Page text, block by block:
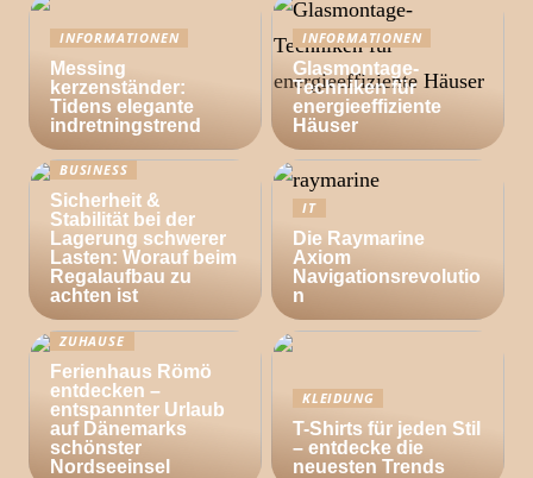
INFORMATIONEN
Messing
kerzenständer:
Tidens elegante
indretningstrend
INFORMATIONEN
Glasmontage-
Techniken für
energieeffiziente
Häuser
BUSINESS
Sicherheit &
Stabilität bei der
Lagerung schwerer
Lasten: Worauf beim
Regalaufbau zu
achten ist
IT
Die Raymarine
Axiom
Navigationsrevolutio
n
ZUHAUSE
Ferienhaus Römö
entdecken –
entspannter Urlaub
auf Dänemarks
schönster
Nordseeinsel
KLEIDUNG
T-Shirts für jeden Stil
– entdecke die
neuesten Trends